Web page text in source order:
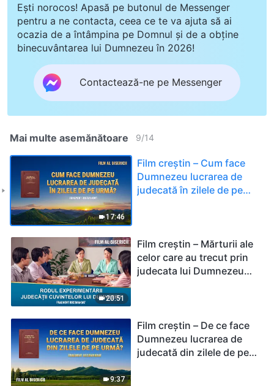
Ești norocos! Apasă pe butonul de Messenger
pentru a ne contacta, ceea ce te va ajuta să ai
ocazia de a întâmpina pe Domnul și de a obține
binecuvântarea lui Dumnezeu în 2026!
Contactează-ne pe Messenger
Mai multe asemănătoare 9/14
17:46
Film creștin – Cum face
Dumnezeu lucrarea de
judecată în zilele de pe
20:51
Film creștin – Mărturii ale
celor care au trecut prin
judecata lui Dumnezeu
9:37
Film creștin – De ce face
Dumnezeu lucrarea de
judecată din zilele de pe